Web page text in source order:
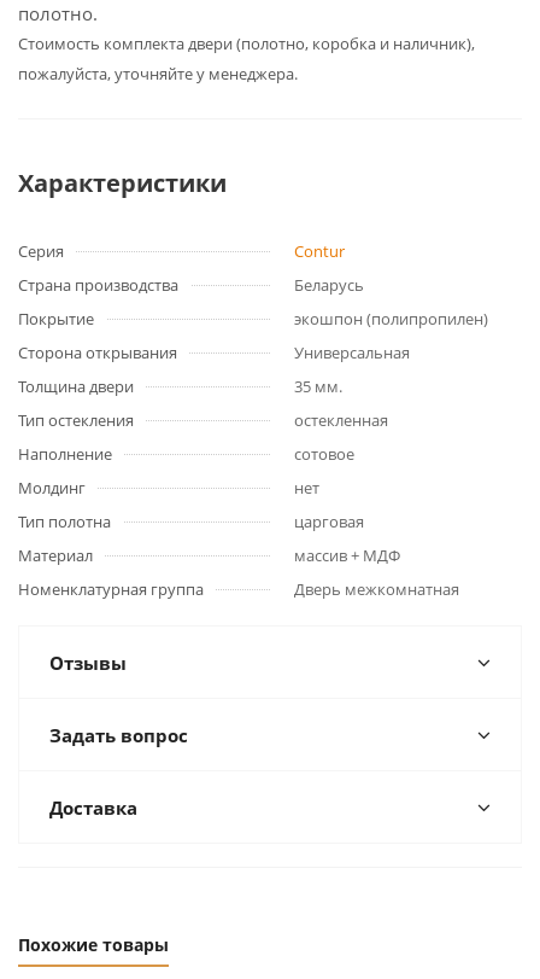
полотно.
Cтоимость комплекта двери (полотно, коробка и наличник),
пожалуйста, уточняйте у менеджера.
Характеристики
Серия
Contur
Страна производства
Беларусь
Покрытие
экошпон (полипропилен)
Сторона открывания
Универсальная
Толщина двери
35 мм.
Тип остекления
остекленная
Наполнение
сотовое
Молдинг
нет
Тип полотна
царговая
Материал
массив + МДФ
Номенклатурная группа
Дверь межкомнатная
Отзывы
Задать вопрос
Доставка
Похожие товары